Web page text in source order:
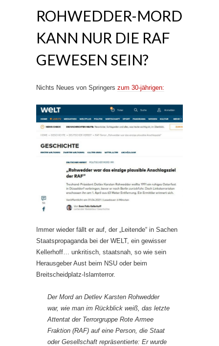
ROHWEDDER-MORD
KANN NUR DIE RAF
GEWESEN SEIN?
Nichts Neues von Springers zum 30-jährigen:
Immer wieder fällt er auf, der „Leitende“ in Sachen
Staatspropaganda bei der WELT, ein gewisser
Kellerhoff… unkritisch, staatsnah, so wie sein
Herausgeber Aust beim NSU oder beim
Breitscheidplatz-Islamterror.
Der Mord an Detlev Karsten Rohwedder
war, wie man im Rückblick weiß, das letzte
Attentat der Terrorgruppe Rote Armee
Fraktion (RAF) auf eine Person, die Staat
oder Gesellschaft repräsentierte: Er wurde